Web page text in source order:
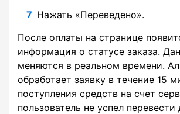
Нажать «Переведено».
После оплаты на странице
информация о статусе заказа.
меняются в реальном времени.
обработает заявку в течение 15
поступления средств на счет
пользователь не успел перевести